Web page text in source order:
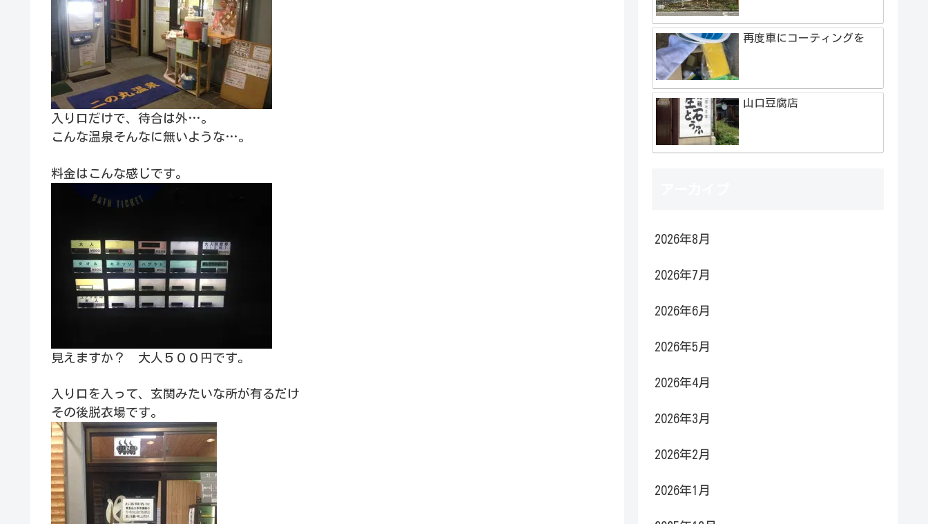
入り口だけで、待合は外…。
こんな温泉そんなに無いような…。
料金はこんな感じです。
見えますか？ 大人５００円です。
入り口を入って、玄関みたいな所が有るだけ
その後脱衣場です。
再度車にコーティングを
山口豆腐店
2026年8月
2026年7月
2026年6月
2026年5月
2026年4月
2026年3月
2026年2月
2026年1月